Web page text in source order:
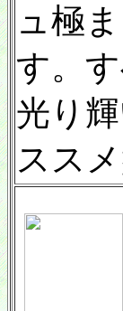
ュ極
す。
光り
スス